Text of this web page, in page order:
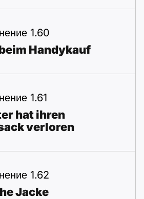
1.60
Handykauf
1.61
hat ihren
verloren
1.62
Jacke